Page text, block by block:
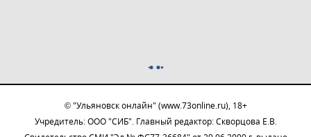
© "Ульяновск онлайн" (www.73online.ru), 18+
Учредитель: ООО "СИБ". Главный редактор: Скворцова Е.В.